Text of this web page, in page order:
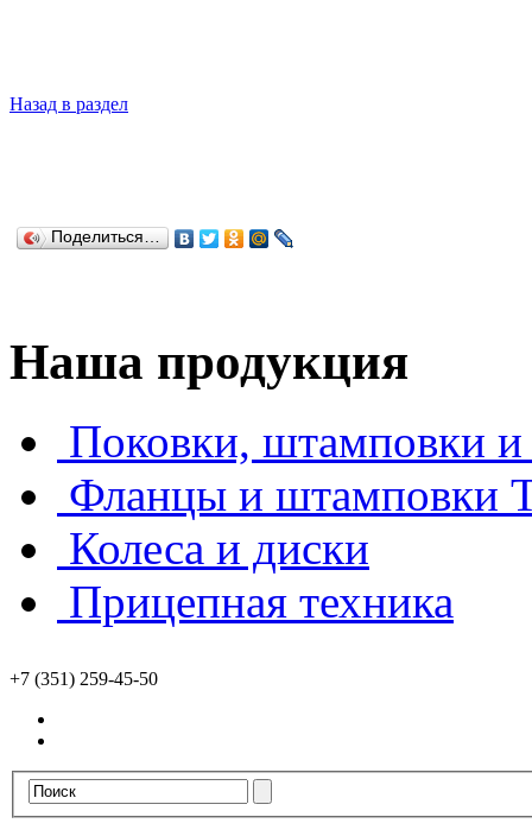
Назад в раздел
Поделиться…
Наша продукция
Поковки, штамповки и
Фланцы и штамповки
Колеса и диски
Прицепная техника
+7 (351) 259-45-50